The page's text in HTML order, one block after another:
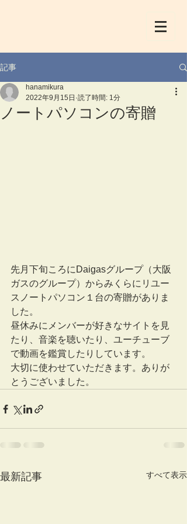
記事
ノートパソコンの寄贈
hanamikura
2022年9月15日 読了時間: 1分
先月下旬ころにDaigasグループ（大阪
ガスのグループ）からみくらにリユー
スノートパソコン１台の寄贈がありま
した。
昼休みにメンバーが好きなサイトを見
たり、音楽を聴いたり、ユーチューブ
で動画を鑑賞したりしています。
大切に使わせていただきます。ありが
とうございました。
最新記事 すべて表示